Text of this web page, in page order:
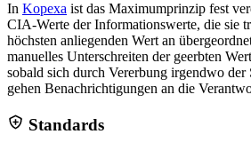
In Kopexa ist das Maximumprinzip fest
CIA-Werte der Informationswerte, die sie
höchsten anliegenden Wert an
manuelles Unterschreiten der geerbten
sobald sich durch Vererbung irgendwo der
gehen Benachrichtigungen an die
Standards